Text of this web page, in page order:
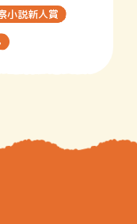
小説新人賞